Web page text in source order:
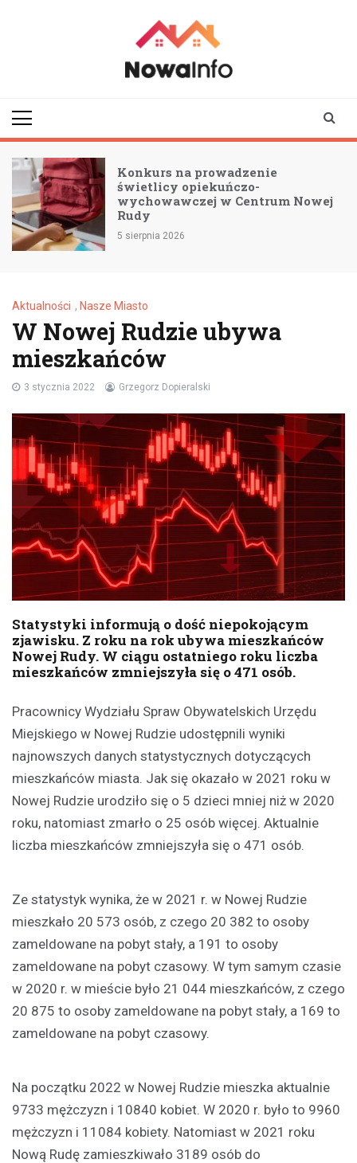
Konkurs na prowadzenie
świetlicy opiekuńczo-
wychowawczej w Centrum Nowej
Rudy
5 sierpnia 2026
Aktualności , Nasze Miasto
W Nowej Rudzie ubywa
mieszkańców
3 stycznia 2022 Grzegorz Dopieralski
Statystyki informują o dość niepokojącym
zjawisku. Z roku na rok ubywa mieszkańców
Nowej Rudy. W ciągu ostatniego roku liczba
mieszkańców zmniejszyła się o 471 osób.
Pracownicy Wydziału Spraw Obywatelskich Urzędu
Miejskiego w Nowej Rudzie udostępnili wyniki
najnowszych danych statystycznych dotyczących
mieszkańców miasta. Jak się okazało w 2021 roku w
Nowej Rudzie urodziło się o 5 dzieci mniej niż w 2020
roku, natomiast zmarło o 25 osób więcej. Aktualnie
liczba mieszkańców zmniejszyła się o 471 osób.
Ze statystyk wynika, że w 2021 r. w Nowej Rudzie
mieszkało 20 573 osób, z czego 20 382 to osoby
zameldowane na pobyt stały, a 191 to osoby
zameldowane na pobyt czasowy. W tym samym czasie
w 2020 r. w mieście było 21 044 mieszkańców, z czego
20 875 to osoby zameldowane na pobyt stały, a 169 to
zameldowane na pobyt czasowy.
Na początku 2022 w Nowej Rudzie mieszka aktualnie
9733 mężczyzn i 10840 kobiet. W 2020 r. było to 9960
mężczyzn i 11084 kobiety. Natomiast w 2021 roku
Nową Rudę zamieszkiwało 3189 osób do